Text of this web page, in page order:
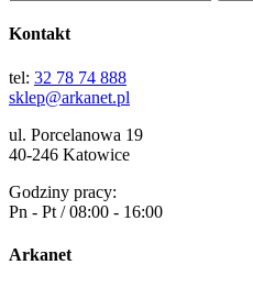
Kontakt
tel: 32 78 74 888
sklep@arkanet.pl
ul. Porcelanowa 19
40-246 Katowice
Godziny pracy:
Pn - Pt / 08:00 - 16:00
Arkanet